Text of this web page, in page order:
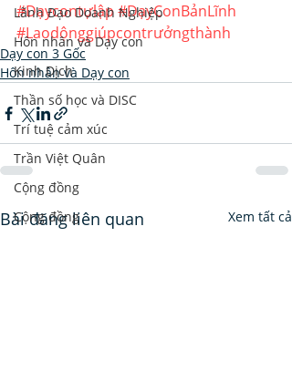
Lãnh Đạo Doanh Nghiệp
Hôn nhân và Dạy con
Kinh Dịch
Thần số học và DISC
Trí tuệ cảm xúc
Trần Việt Quân
Cộng đồng
Cộng đồng
#Dạycontựlập#DạyConBảnLĩnh
#Laodộnggiúpcontrưởngthành
Dạy con 3 Gốc
Hôn nhân và Dạy con
Bài đăng liên quan Xem tất cả